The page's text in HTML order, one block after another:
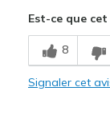
Breathe Well
Comfortable
Est-ce que
8
Signaler cet